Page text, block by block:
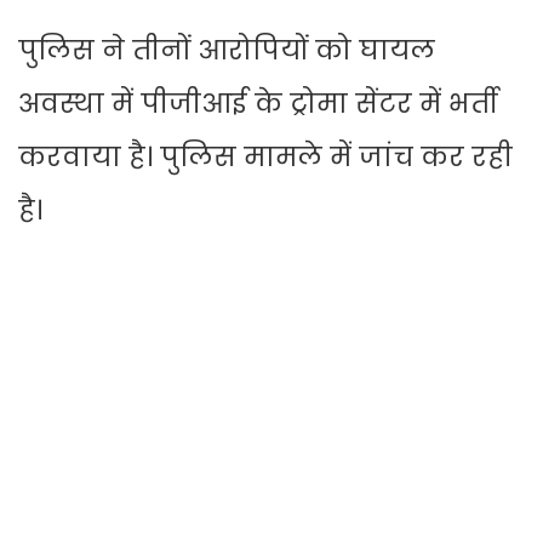
पुलिस ने तीनों आरोपियों को घायल
अवस्था में पीजीआई के ट्रोमा सेंटर में भर्ती
करवाया है। पुलिस मामले में जांच कर रही
है।